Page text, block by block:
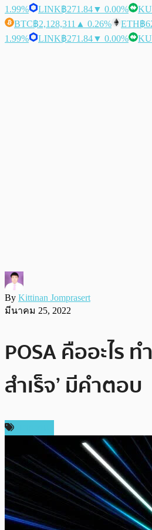
1.99%
LINK฿271.84▼ 0.00%
BTC฿2,128,311 ▲ 0.26% ETH฿
1.99%
LINK฿271.84▼ 0.00%
By Kittinan Jomprasert
มีนาคม 25, 2022
POSA คืออะไร
สำเร็จ’ มีคำตอบ